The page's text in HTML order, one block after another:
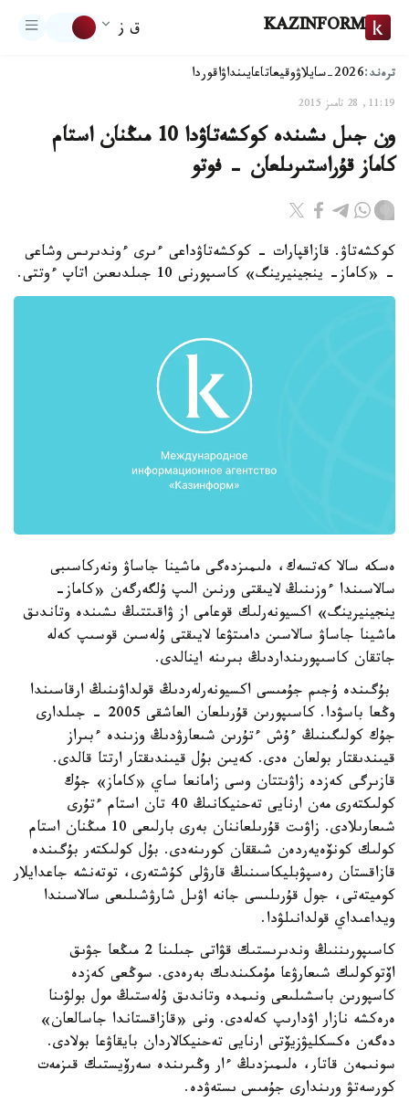
KAZINFORM ق ز
ترەند:2026-سايلاۋ وقيعاتاعايىنداۋاقوردا
11:19, 28 تامىز 2015
ون جىل ىشىندە كوكشەتاۋدا 10 مىڭنان استام
كاماز قۇراستىرىلعان - فوتو
كوكشەتاۋ. قازاقپارات - كوكشەتاۋداعى ءىرى ءوندىرىس وشاعى
- «كاماز- ينجينيرينگ» كاسىپورنى 10 جىلدىعىن اتاپ ءوتتى.
ەسكە سالا كەتسەك، ەلىمىزدەگى ماشينا جاساۋ ونەركاسىبى
سالاسىندا ءوزىنىڭ لايىقتى ورنىن الىپ ۇلگەرگەن «كاماز-
ينجينيرينگ» اكسيونەرلىك قوعامى از ۋاقىتتىڭ ىشىندە وتاندىق
ماشينا جاساۋ سالاسىن دامىتۋعا لايىقتى ۇلەسىن قوسىپ كەلە
جاتقان كاسىپورىنداردىڭ بىرىنە اينالدى.
بۇگىندە ۇجىم جۇمىسى اكسيونەرلەردىڭ قولداۋىنىڭ ارقاسىندا
وڭعا باسۋدا. كاسىپورىن قۇرىلعان العاشقى 2005 - جىلدارى
جۇك كولىگىنىڭ ءۇش ءتۇرىن شىعارۋدىڭ وزىندە ءبىراز
قيىندىقتار بولعان ەدى. كەيىن بۇل قيىندىقتار ارتتا قالدى.
قازىرگى كەزدە زاۋىتتان وسى زامانعا ساي «كاماز» جۇك
كولىكتەرى مەن ارنايى تەحنيكانىڭ 40 تان استام ءتۇرى
شىعارىلادى. زاۋىت قۇرىلعاننان بەرى بارلىعى 10 مىڭنان استام
كولىك كونۆەيەردەن شىققان كورىنەدى. بۇل كولىكتەر بۇگىندە
قازاقستان رەسپۋبليكاسىنىڭ قارۋلى كۇشتەرى، توتەنشە جاعدايلار
كوميتەتى، جول قۇرىلىسى جانە اۋىل شارۋشىلىعى سالاسىندا
ويداعىداي قولدانىلۋدا.
كاسىپورىننىڭ وندىرىستىك قۋاتى جىلىنا 2 مىڭعا جۋىق
اۆتوكولىك شىعارۋعا مۇمكىندىك بەرەدى. سوڭعى كەزدە
كاسپورىن باسشىلىعى ونىمدە وتاندىق ۇلەستىڭ مول بولۋىنا
ەرەكشە نازار اۋدارىپ كەلەدى. ونى «قازاقستاندا جاسالعان»
دەگەن ەكسكليۋزيۆتى ارنايى تەحنيكالاردان بايقاۋعا بولادى.
سونىمەن قاتار، ەلىمىزدىڭ ءار وڭىرىندە سەرۆيستىك قىزمەت
كورسەتۋ ورىندارى جۇمىس ىستەۋدە.